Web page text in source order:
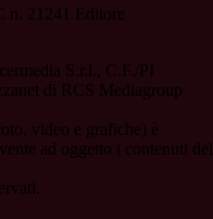
n. 21241 Editore
S.r.l., C.F./PI
di RCS Mediagroup
video e grafiche) è
ad oggetto i contenuti del